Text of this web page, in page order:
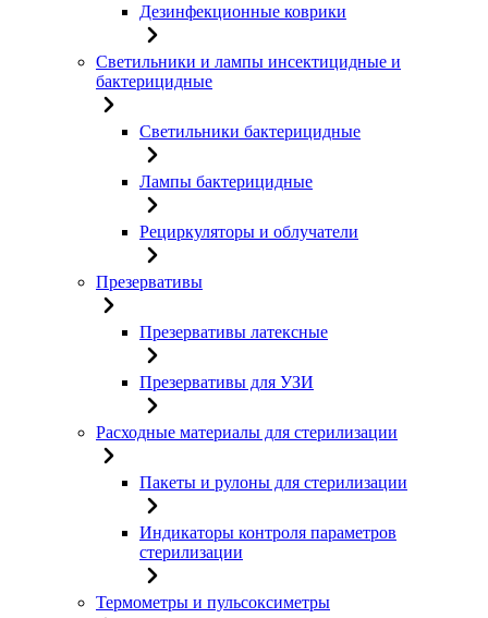
Дезинфекционные коврики
Светильники и лампы инсектицидные и
бактерицидные
Светильники бактерицидные
Лампы бактерицидные
Рециркуляторы и облучатели
Презервативы
Презервативы латексные
Презервативы для УЗИ
Расходные материалы для стерилизации
Пакеты и рулоны для стерилизации
Индикаторы контроля параметров
стерилизации
Термометры и пульсоксиметры